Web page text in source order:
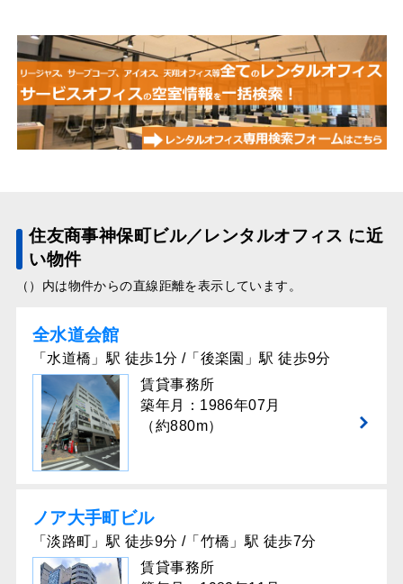
住友商事神保町ビル／レンタルオフィス に近
い物件
（）内は物件からの直線距離を表示しています。
全水道会館
「水道橋」駅 徒歩1分 /「後楽園」駅 徒歩9分
賃貸事務所
築年月：1986年07月
（約880m）
ノア大手町ビル
「淡路町」駅 徒歩9分 /「竹橋」駅 徒歩7分
賃貸事務所